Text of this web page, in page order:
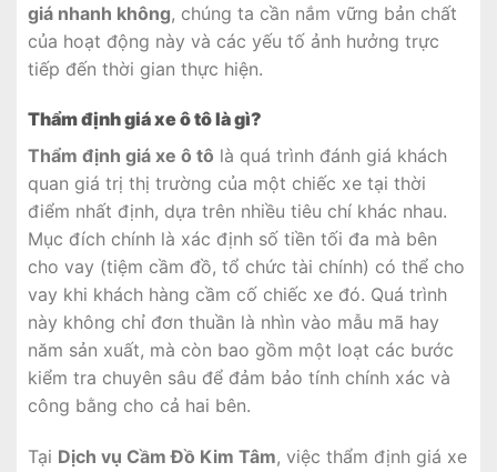
giá nhanh không, chúng ta cần nắm vững bản chất
của hoạt động này và các yếu tố ảnh hưởng trực
tiếp đến thời gian thực hiện.
Thẩm định giá xe ô tô là gì?
Thẩm định giá xe ô tô là quá trình đánh giá khách
quan giá trị thị trường của một chiếc xe tại thời
điểm nhất định, dựa trên nhiều tiêu chí khác nhau.
Mục đích chính là xác định số tiền tối đa mà bên
cho vay (tiệm cầm đồ, tổ chức tài chính) có thể cho
vay khi khách hàng cầm cố chiếc xe đó. Quá trình
này không chỉ đơn thuần là nhìn vào mẫu mã hay
năm sản xuất, mà còn bao gồm một loạt các bước
kiểm tra chuyên sâu để đảm bảo tính chính xác và
công bằng cho cả hai bên.
Tại Dịch vụ Cầm Đồ Kim Tâm, việc thẩm định giá xe